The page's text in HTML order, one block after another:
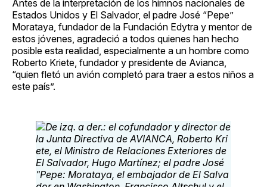
Antes de la interpretación de los himnos nacionales de
Estados Unidos y El Salvador, el padre José “Pepe”
Morataya, fundador de la Fundación Edytra y mentor de
estos jóvenes, agradeció a todos quienes han hecho
posible esta realidad, especialmente a un hombre como
Roberto Kriete, fundador y presidente de Avianca,
“quien fletó un avión completó para traer a estos niños a
este país”.